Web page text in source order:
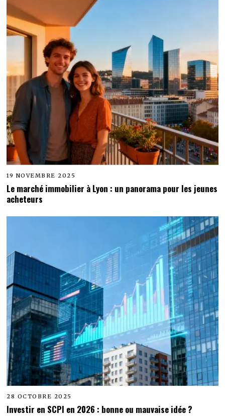
19 NOVEMBRE 2025
Le marché immobilier à Lyon : un panorama pour les jeunes
acheteurs
28 OCTOBRE 2025
Investir en SCPI en 2026 : bonne ou mauvaise idée ?